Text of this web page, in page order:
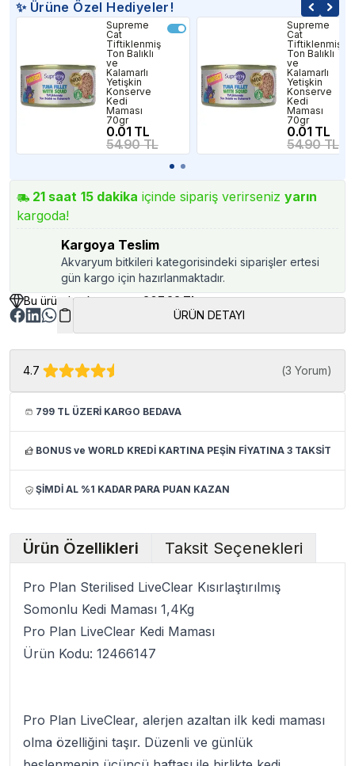
✨ Ürüne Özel Hediyeler!
Supreme
Cat
Tiftiklenmiş
Ton Balıklı
ve
Kalamarlı
Yetişkin
Konserve
Kedi
Maması
70gr
0.01 TL
54.90 TL
Supreme
Cat
Tiftiklenmiş
Ton Balıklı
ve
Kalamarlı
Yetişkin
Konserve
Kedi
Maması
70gr
0.01 TL
54.90 TL
21 saat 15 dakika içinde sipariş verirseniz yarın
kargoda!
Kargoya Teslim
Akvaryum bitkileri kategorisindeki siparişler ertesi
gün kargo için hazırlanmaktadır.
Bu üründen kazancınız207.22 TL
ÜRÜN DETAYI
4.7 (3 Yorum)
799 TL ÜZERİ KARGO BEDAVA
BONUS ve WORLD KREDİ KARTINA PEŞİN FİYATINA 3 TAKSİT
ŞİMDİ AL %1 KADAR PARA PUAN KAZAN
Ürün Özellikleri Taksit Seçenekleri
Pro Plan Sterilised LiveClear Kısırlaştırılmış
Somonlu Kedi Maması 1,4Kg
Pro Plan LiveClear Kedi Maması
Ürün Kodu: 12466147
Pro Plan LiveClear, alerjen azaltan ilk kedi maması
olma özelliğini taşır. Düzenli ve günlük